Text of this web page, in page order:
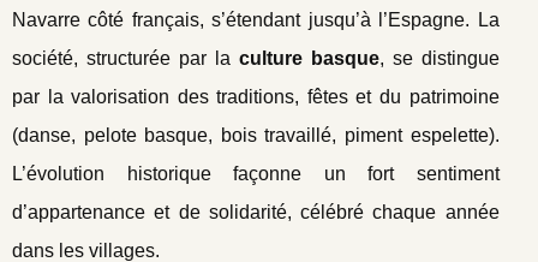
Navarre côté français, s’étendant jusqu’à l’Espagne. La
société, structurée par la culture basque, se distingue
par la valorisation des traditions, fêtes et du patrimoine
(danse, pelote basque, bois travaillé, piment espelette).
L’évolution historique façonne un fort sentiment
d’appartenance et de solidarité, célébré chaque année
dans les villages.